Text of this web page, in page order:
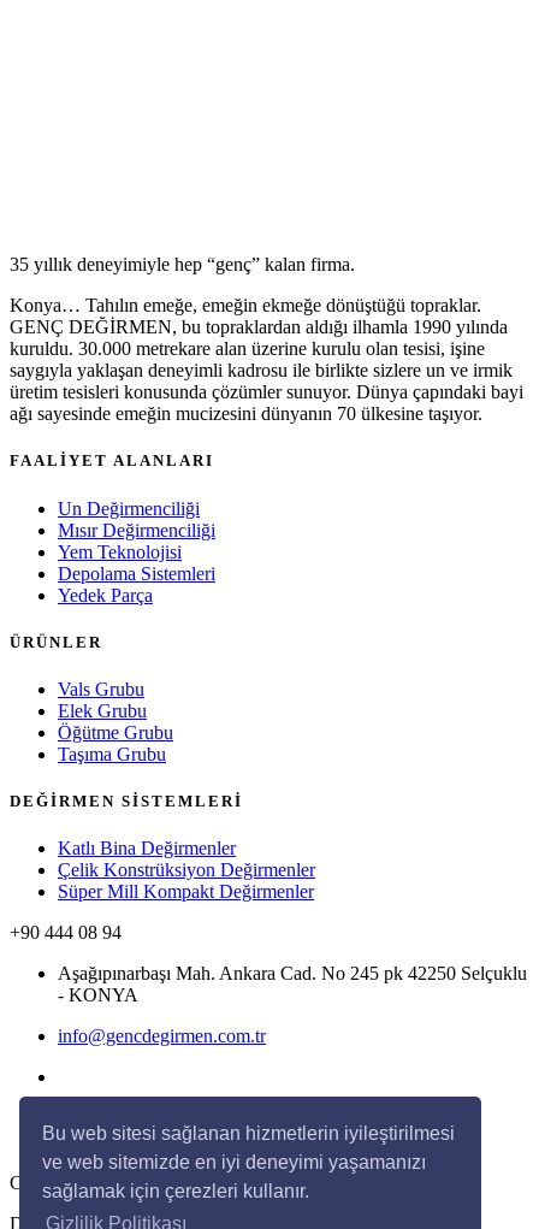
Bu web sitesi sağlanan hizmetlerin iyileştirilmesi
ve web sitemizde en iyi deneyimi yaşamanızı
sağlamak için çerezleri kullanır.
Gizlilik Politikası
35 yıllık deneyimiyle hep “genç” kalan firma.
Konya… Tahılın emeğe, emeğin ekmeğe dönüştüğü topraklar.
GENÇ DEĞİRMEN, bu topraklardan aldığı ilhamla 1990 yılında
kuruldu. 30.000 metrekare alan üzerine kurulu olan tesisi, işine
saygıyla yaklaşan deneyimli kadrosu ile birlikte sizlere un ve irmik
üretim tesisleri konusunda çözümler sunuyor. Dünya çapındaki bayi
ağı sayesinde emeğin mucizesini dünyanın 70 ülkesine taşıyor.
FAALİYET ALANLARI
Un Değirmenciliği
Mısır Değirmenciliği
Yem Teknolojisi
Depolama Sistemleri
Yedek Parça
ÜRÜNLER
Vals Grubu
Elek Grubu
Öğütme Grubu
Taşıma Grubu
DEĞİRMEN SİSTEMLERİ
Katlı Bina Değirmenler
Çelik Konstrüksiyon Değirmenler
Süper Mill Kompakt Değirmenler
+90 444 08 94
Aşağıpınarbaşı Mah. Ankara Cad. No 245 pk 42250 Selçuklu
- KONYA
info@gencdegirmen.com.tr
Copyright © 2020 Genç Değirmen Tüm hakları saklıdır.
Desing with byDivaynTasarım